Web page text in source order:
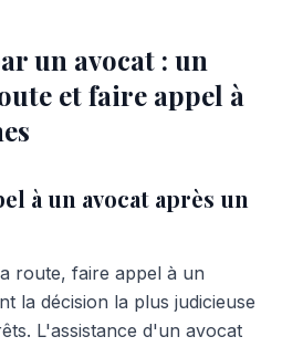
un avocat : un
et faire appel à
à un avocat après un
route, faire appel à un
la décision la plus judicieuse
L'assistance d'un avocat